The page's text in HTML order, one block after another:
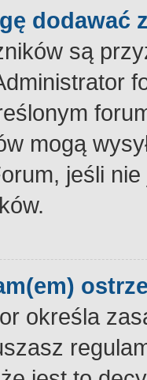
dodawać
są
mogą
jeśli
określa